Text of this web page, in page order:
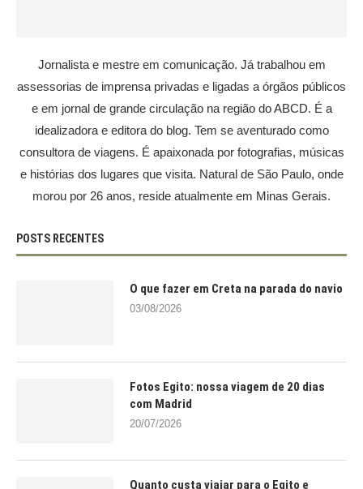
Jornalista e mestre em comunicação. Já trabalhou em
assessorias de imprensa privadas e ligadas a órgãos públicos
e em jornal de grande circulação na região do ABCD. É a
idealizadora e editora do blog. Tem se aventurado como
consultora de viagens. É apaixonada por fotografias, músicas
e histórias dos lugares que visita. Natural de São Paulo, onde
morou por 26 anos, reside atualmente em Minas Gerais.
POSTS RECENTES
O que fazer em Creta na parada do navio
03/08/2026
Fotos Egito: nossa viagem de 20 dias
com Madrid
20/07/2026
Quanto custa viajar para o Egito e